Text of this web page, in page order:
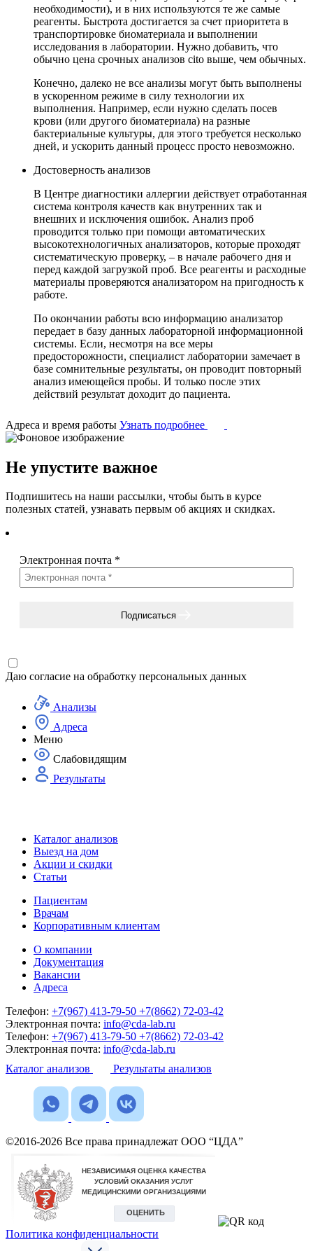
необходимости), и в них используются те же самые
реагенты. Быстрота достигается за счет приоритета в
транспортировке биоматериала и выполнении
исследования в лаборатории. Нужно добавить, что
обычно цена срочных анализов cito выше, чем обычных.
Конечно, далеко не все анализы могут быть выполнены
в ускоренном режиме в силу технологии их
выполнения. Например, если нужно сделать посев
крови (или другого биоматериала) на разные
бактериальные культуры, для этого требуется несколько
дней, и ускорить данный процесс просто невозможно.
Достоверность анализов
В Центре диагностики аллергии действует отработанная
система контроля качеств как внутренних так и
внешних и исключения ошибок. Анализ проб
проводится только при помощи автоматических
высокотехнологичных анализаторов, которые проходят
систематическую проверку, – в начале рабочего дня и
перед каждой загрузкой проб. Все реагенты и расходные
материалы проверяются анализатором на пригодность к
работе.
По окончании работы всю информацию анализатор
передает в базу данных лабораторной информационной
системы. Если, несмотря на все меры
предосторожности, специалист лаборатории замечает в
базе сомнительные результаты, он проводит повторный
анализ имеющейся пробы. И только после этих
действий результат доходит до пациента.
Адреса и время работы Узнать подробнее
Не упустите важное
Подпишитесь на наши рассылки, чтобы быть в курсе
полезных статей, узнавать первым об акциях и скидках.
Электронная почта *
Подписаться
Даю согласие на обработку персональных данных
Анализы
Адреса
Меню
Слабовидящим
Результаты
Каталог анализов
Выезд на дом
Акции и скидки
Статьи
Пациентам
Врачам
Корпоративным клиентам
О компании
Документация
Вакансии
Адреса
Телефон: +7(967) 413-79-50 +7(8662) 72-03-42
Электронная почта: info@cda-lab.ru
Телефон: +7(967) 413-79-50 +7(8662) 72-03-42
Электронная почта: info@cda-lab.ru
Каталог анализов
Результаты анализов
©2016-2026 Все права принадлежат ООО “ЦДА”
Политика конфиденциальности